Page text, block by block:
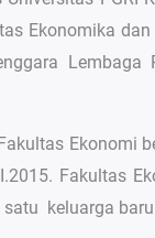
Ekonomika
Ekonomi
Fakultas
keluarga